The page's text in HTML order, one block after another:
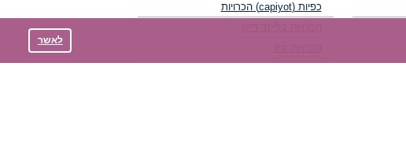
כפיות (capiyot) הכרויות
לאשר